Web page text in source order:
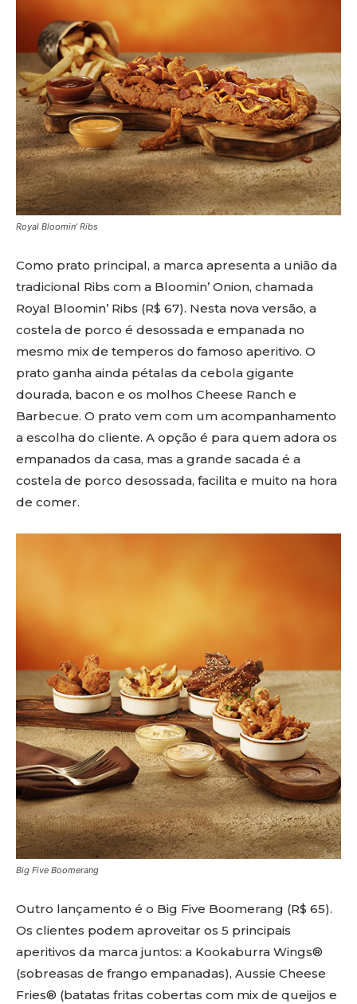
Royal Bloomin’ Ribs
Como prato principal, a marca apresenta a união da
tradicional Ribs com a Bloomin’ Onion, chamada
Royal Bloomin’ Ribs (R$ 67). Nesta nova versão, a
costela de porco é desossada e empanada no
mesmo mix de temperos do famoso aperitivo. O
prato ganha ainda pétalas da cebola gigante
dourada, bacon e os molhos Cheese Ranch e
Barbecue. O prato vem com um acompanhamento
a escolha do cliente. A opção é para quem adora os
empanados da casa, mas a grande sacada é a
costela de porco desossada, facilita e muito na hora
de comer.
Big Five Boomerang
Outro lançamento é o Big Five Boomerang (R$ 65).
Os clientes podem aproveitar os 5 principais
aperitivos da marca juntos: a Kookaburra Wings®
(sobreasas de frango empanadas), Aussie Cheese
Fries® (batatas fritas cobertas com mix de queijos e